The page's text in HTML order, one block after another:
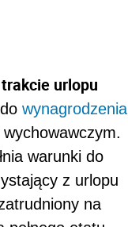
urlopu
wynagrodzenia
warunki do
z urlopu
na